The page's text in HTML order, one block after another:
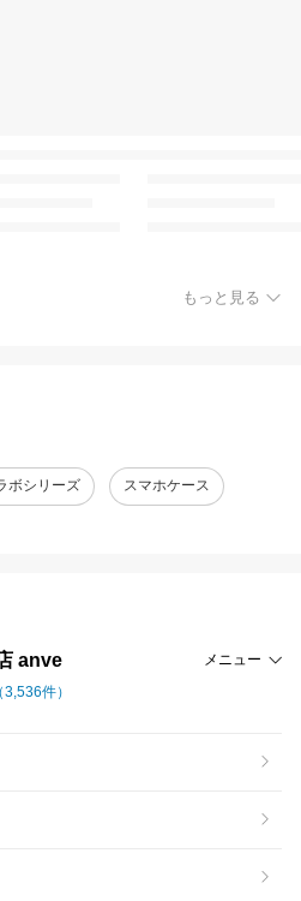
もっと見る
ボシリーズ スマホケース
anve メニュー
（3,536件）